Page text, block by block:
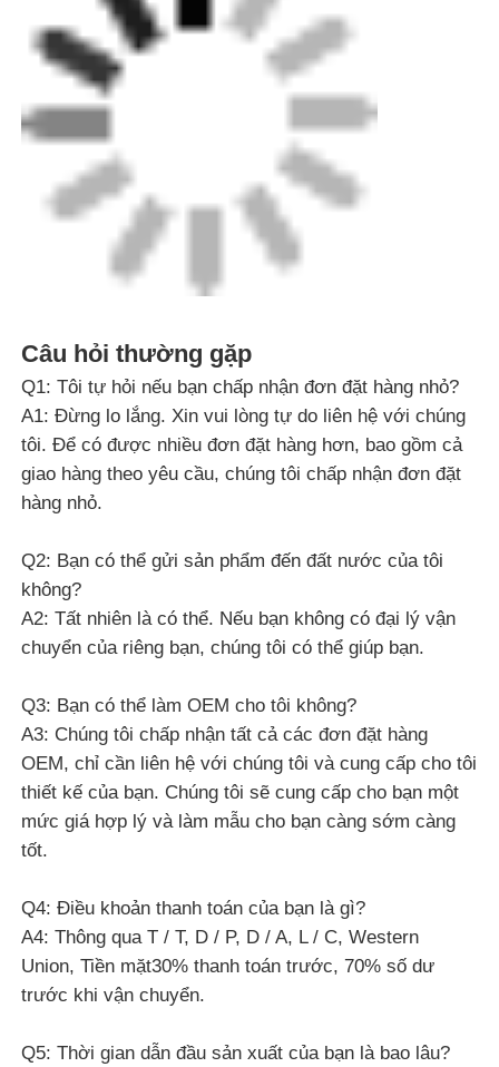
Q3: Bạn có thể làm OEM cho tôi không?
A3: Chúng tôi chấp nhận tất cả các đơn đặt hàng
OEM, chỉ cần liên hệ với chúng tôi và cung cấp cho tôi
thiết kế của bạn. Chúng tôi sẽ cung cấp cho bạn một
mức giá hợp lý và làm mẫu cho bạn càng sớm càng
Q4: Điều khoản thanh toán của bạn là gì?
A4: Thông qua T / T, D / P, D / A, L / C, Western
Q5: Thời gian dẫn đầu sản xuất của bạn là bao lâu?
A5: Nó phụ thuộc vào sản phẩm và số lượng đặt hàng.
Thông thường, mất 15-30 ngày cho các đơn đặt hàng
MOQ.
A6: Chúng tôi thường sẽ trích dẫn bạn trong vòng 24
giờ sau khi nhận được điều tra của bạn.xin vui lòng
gọi cho chúng tôi hoặc cho chúng tôi biết trong email
của bạn để chúng tôi có thể ưu tiên cho câu hỏi của
Ratings & Review:
5.0